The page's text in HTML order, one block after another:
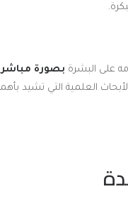
بصورة
العلمية التي تشيد